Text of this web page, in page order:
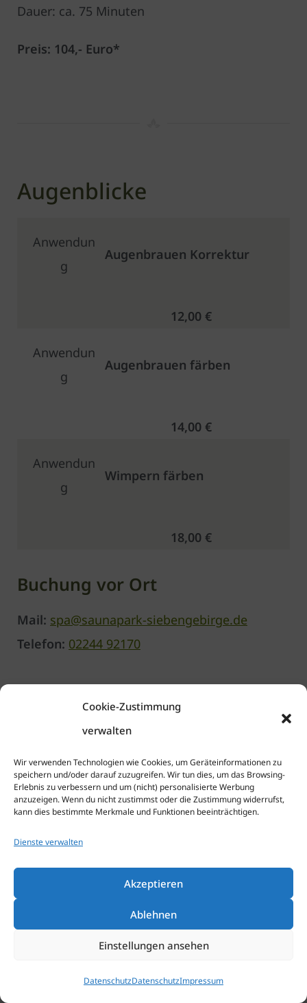
Cookie-Zustimmung
verwalten
Wir verwenden Technologien wie Cookies, um Geräteinformationen zu
speichern und/oder darauf zuzugreifen. Wir tun dies, um das Browsing-
Erlebnis zu verbessern und um (nicht) personalisierte Werbung
anzuzeigen. Wenn du nicht zustimmst oder die Zustimmung widerrufst,
kann dies bestimmte Merkmale und Funktionen beeinträchtigen.
Dienste verwalten
Akzeptieren
Ablehnen
Einstellungen ansehen
DatenschutzDatenschutzImpressum
Dauer: ca. 75 Minuten
Preis: 104,- Euro*
Augenblicke
Anwendun
g
Augenbrauen Korrektur
12,00 €
Anwendun
g
Augenbrauen färben
14,00 €
Anwendun
g
Wimpern färben
18,00 €
Buchung vor Ort
Mail: spa@saunapark-siebengebirge.de
Telefon: 02244 92170
Haarentfernung
Depilation Oberlippe
12,50 €